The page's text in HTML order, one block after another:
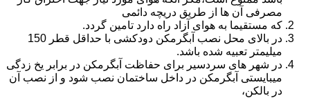
مصرفی آن ها از طریق دریچه دائمی
که مستقیما به هوای آزاد راه دارد تامین گردد.
در بالای محل نصب آبگرمکن دودکشی با حداقل قطر 150
میلیمتر تعبیه شده باشد.
در شهر های سردسیر برای حفاظت آبگرمکن در برابر یخ زدگی
میبایستی آبگرمکن در داخل ساختمان نصب شود و از نصب آن
در بالکن،